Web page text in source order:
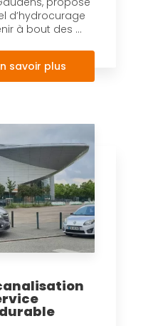
d’hydrocurage
à bout des ...
savoir plus